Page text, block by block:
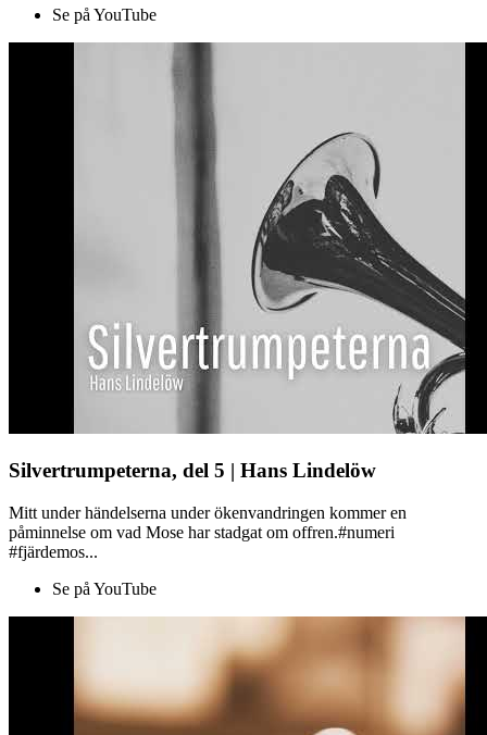
Se på YouTube
Silvertrumpeterna, del 5 | Hans Lindelöw
Mitt under händelserna under ökenvandringen kommer en
påminnelse om vad Mose har stadgat om offren.#numeri
#fjärdemos...
Se på YouTube